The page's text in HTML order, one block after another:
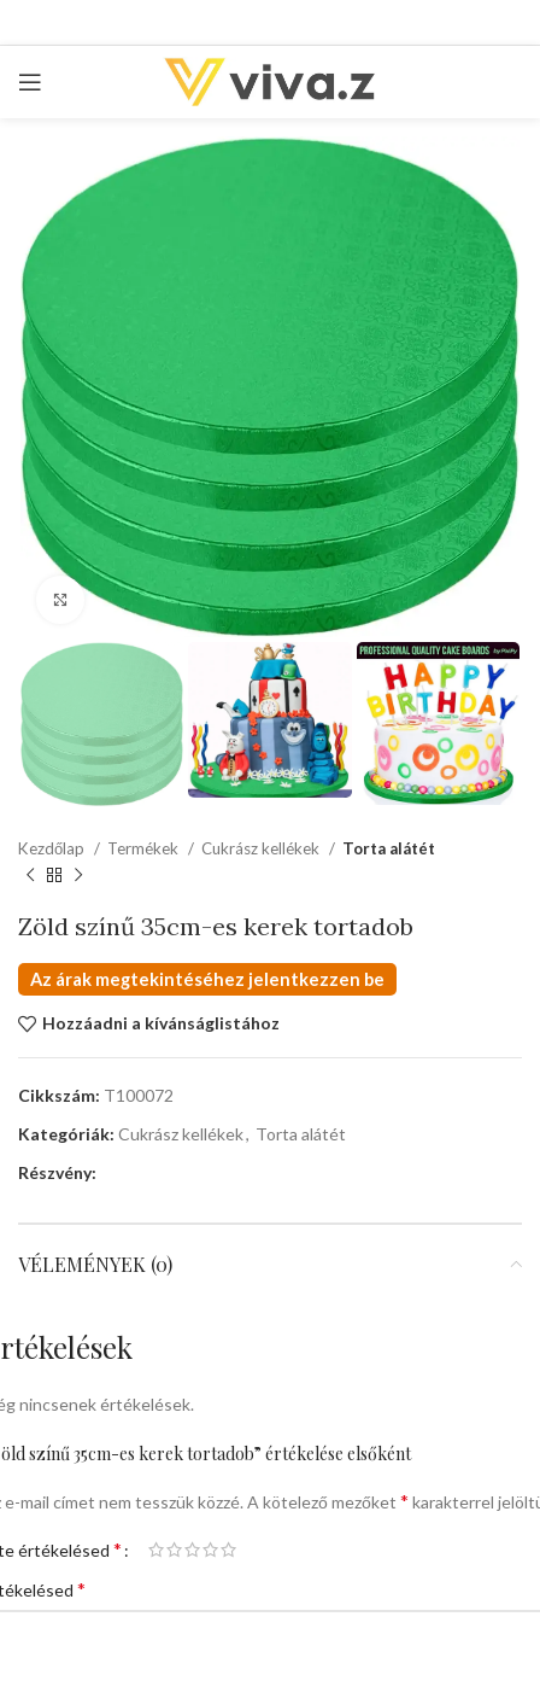
kattints a kinagyításhoz
Kezdőlap Termékek Cukrász kellékek Torta alátét
Zöld színű 35cm-es kerek tortadob
Az árak megtekintéséhez jelentkezzen be
Hozzáadni a kívánságlistához
Cikkszám: T100072
Kategóriák: Cukrász kellékek, Torta alátét
Részvény:
VÉLEMÉNYEK (0)
nincsenek értékelések.
színű 35cm-es kerek tortadob” értékelése elsőként
e-mail címet nem tesszük közzé. A kötelező mezőket * karakterrel
értékelésed *
*